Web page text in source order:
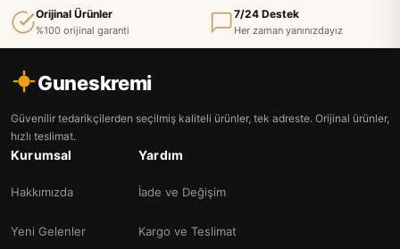
Orijinal Ürünler
%100 orijinal garanti
7/24 Destek
Her zaman yanınızdayız
Guneskremi
Güvenilir tedarikçilerden seçilmiş kaliteli ürünler, tek adreste. Orijinal ürünler,
hızlı teslimat.
Kurumsal
Hakkımızda
Yeni Gelenler
Yardım
İade ve Değişim
Kargo ve Teslimat